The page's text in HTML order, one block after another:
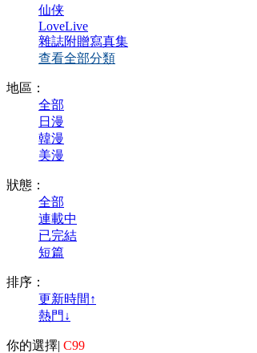
仙侠
LoveLive
雜誌附贈寫真集
查看全部分類
地區：
全部
日漫
韓漫
美漫
狀態：
全部
連載中
已完結
短篇
排序：
更新時間↑
熱門↓
你的選擇| C99